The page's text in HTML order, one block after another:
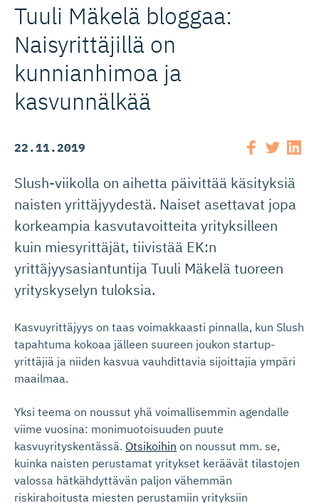
Tuuli Mäkelä bloggaa:
Naisyrittäjillä on
kunnianhimoa ja
kasvunnälkää
22.11.2019
Slush-viikolla on aihetta päivittää käsityksiä
naisten yrittäjyydestä. Naiset asettavat jopa
korkeampia kasvutavoitteita yrityksilleen
kuin miesyrittäjät, tiivistää EK:n
yrittäjyysasiantuntija Tuuli Mäkelä tuoreen
yrityskyselyn tuloksia.
Kasvuyrittäjyys on taas voimakkaasti pinnalla, kun Slush
tapahtuma kokoaa jälleen suureen joukon startup-
yrittäjiä ja niiden kasvua vauhdittavia sijoittajia ympäri
maailmaa.
Yksi teema on noussut yhä voimallisemmin agendalle
viime vuosina: monimuotoisuuden puute
kasvuyrityskentässä. Otsikoihin on noussut mm. se,
kuinka naisten perustamat yritykset keräävät tilastojen
valossa hätkähdyttävän paljon vähemmän
riskirahoitusta miesten perustamiin yrityksiin